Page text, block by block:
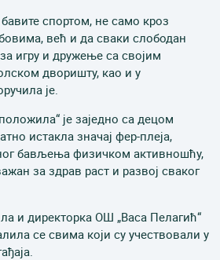
спортом, не само кроз
већ и да сваки слободан
игру и дружење са својим
дворишту, као и у
је.
је заједно са децом
истакла значај фер-плеја,
бављења физичком активношћу,
за здрав раст и развој сваког
и директорка ОШ „Васа Пелагић“
се свима који су учествовали у